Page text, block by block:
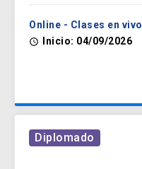
Online - Clases en vivo
access_time Inicio: 04/09/2026
Diplomado